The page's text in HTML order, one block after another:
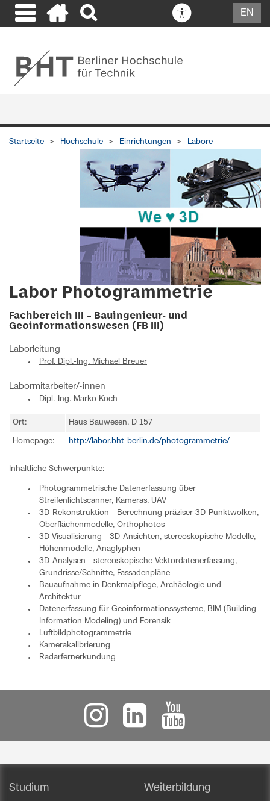
EN
Startseite Hochschule Einrichtungen Labore
Labor Photogrammetrie
Fachbereich III – Bauingenieur- und
Geoinformationswesen (FB III)
Laborleitung
Prof. Dipl.-Ing. Michael Breuer
Labormitarbeiter/-innen
Dipl.-Ing. Marko Koch
Ort: Haus Bauwesen, D 157
Homepage: http://labor.bht-berlin.de/photogrammetrie/
Inhaltliche Schwerpunkte:
Photogrammetrische Datenerfassung über
Streifenlichtscanner, Kameras, UAV
3D-Rekonstruktion - Berechnung präziser 3D-Punktwolken,
Oberflächenmodelle, Orthophotos
3D-Visualisierung - 3D-Ansichten, stereoskopische Modelle,
Höhenmodelle, Anaglyphen
3D-Analysen - stereoskopische Vektordatenerfassung,
Grundrisse/Schnitte, Fassadenpläne
Bauaufnahme in Denkmalpflege, Archäologie und
Architektur
Datenerfassung für Geoinformationssysteme, BIM (Building
Information Modeling) und Forensik
Luftbildphotogrammetrie
Kamerakalibrierung
Radarfernerkundung
Studium Weiterbildung